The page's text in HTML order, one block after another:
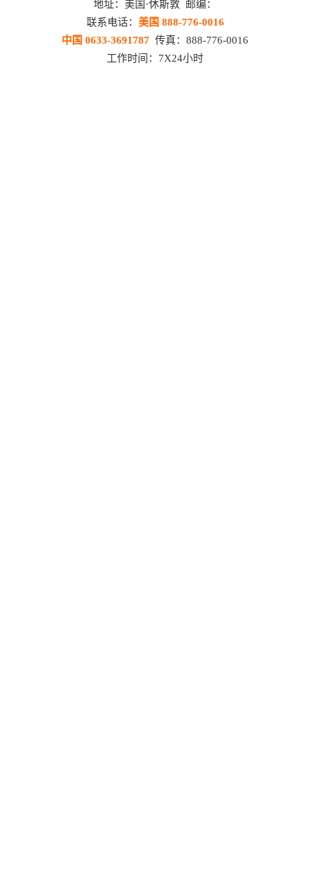
地址：美国·休斯敦 邮编：
联系电话： 美国 888-776-0016
中国 0633-3691787 传真：888-776-0016
工作时间：7X24小时